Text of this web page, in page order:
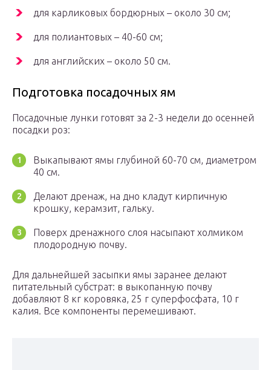
для карликовых бордюрных – около 30 см;
для полиантовых – 40-60 см;
для английских – около 50 см.
Подготовка посадочных ям
Посадочные лунки готовят за 2-3 недели до осенней
посадки роз:
Выкапывают ямы глубиной 60-70 см, диаметром
40 см.
Делают дренаж, на дно кладут кирпичную
крошку, керамзит, гальку.
Поверх дренажного слоя насыпают холмиком
плодородную почву.
Для дальнейшей засыпки ямы заранее делают
питательный субстрат: в выкопанную почву
добавляют 8 кг коровяка, 25 г суперфосфата, 10 г
калия. Все компоненты перемешивают.